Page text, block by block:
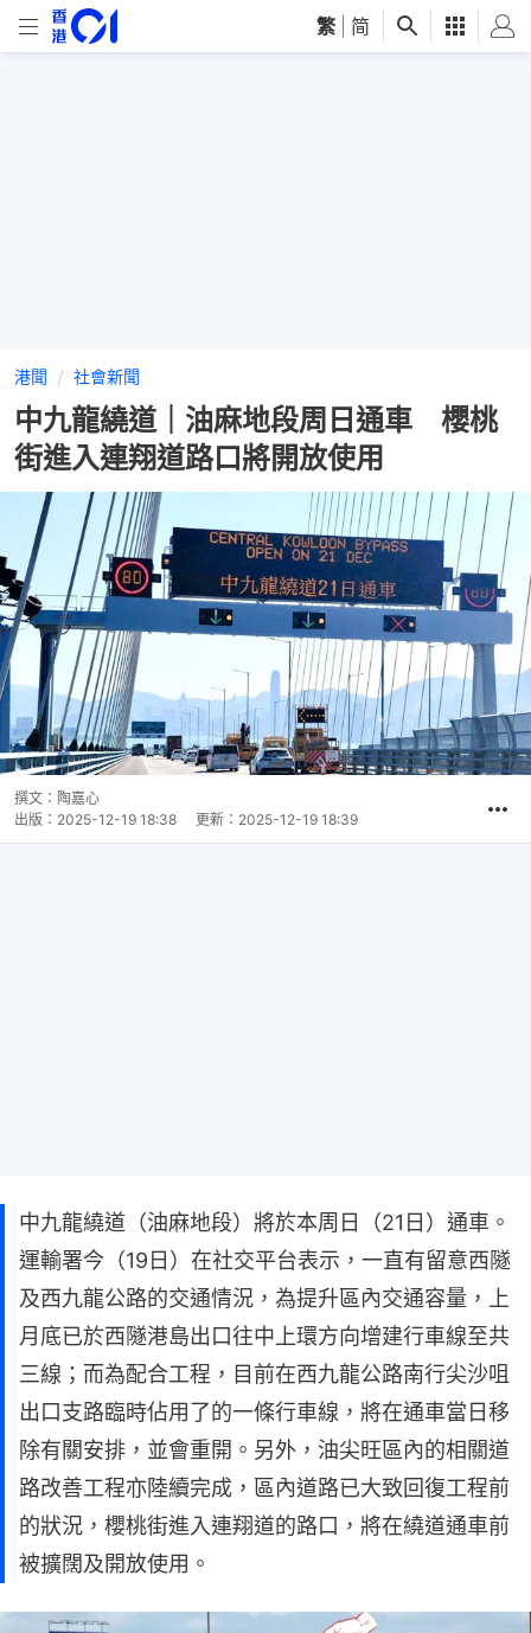
繁 简
港聞 社會新聞
中九龍繞道｜油麻地段周日通車 櫻桃
街進入連翔道路口將開放使用
撰文： 陶嘉心
出版： 2025-12-19 18:38 更新： 2025-12-19 18:39
中九龍繞道（油麻地段）將於本周日（21日）通車。
運輸署今（19日）在社交平台表示，一直有留意西隧
及西九龍公路的交通情況，為提升區內交通容量，上
月底已於西隧港島出口往中上環方向增建行車線至共
三線；而為配合工程，目前在西九龍公路南行尖沙咀
出口支路臨時佔用了的一條行車線，將在通車當日移
除有關安排，並會重開。另外，油尖旺區內的相關道
路改善工程亦陸續完成，區內道路已大致回復工程前
的狀況，櫻桃街進入連翔道的路口，將在繞道通車前
被擴闊及開放使用。